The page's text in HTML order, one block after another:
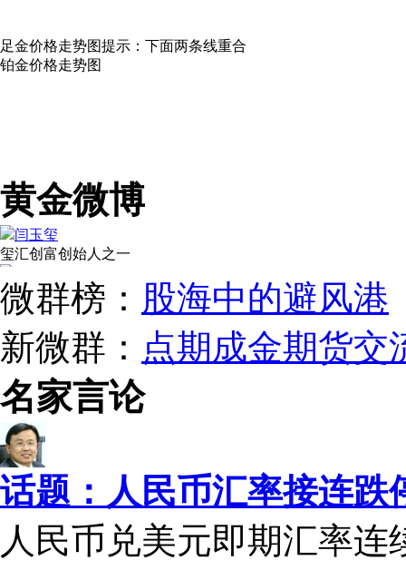
足金价格走势图
铂金价格走势图
提示：下面两条线重合
黄金微博
闫玉玺
玺汇创富创始人之一
黄金白银投资达人
2815
外汇达人
逍遥鹰63
外汇达人
李兵
投资达人
环游金融界W
投资达人
微群榜： 股海中的避风港
新微群 ： 点期成金期货交
名家言论
话题：人民币汇率接连跌
人民币兑美元即期汇率